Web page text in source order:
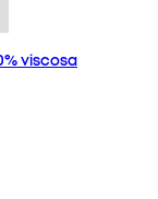
viscosa